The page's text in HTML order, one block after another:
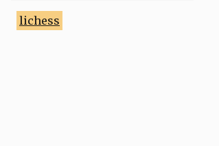
Schnellschach 25/26
lichess